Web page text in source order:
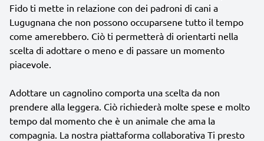
Fido ti mette in relazione con dei padroni di cani a
Lugugnana che non possono occuparsene tutto il tempo
come amerebbero. Ciò ti permetterà di orientarti nella
scelta di adottare o meno e di passare un momento
piacevole.
Adottare un cagnolino comporta una scelta da non
prendere alla leggera. Ciò richiederà molte spese e molto
tempo dal momento che è un animale che ama la
compagnia. La nostra piattaforma collaborativa Ti presto